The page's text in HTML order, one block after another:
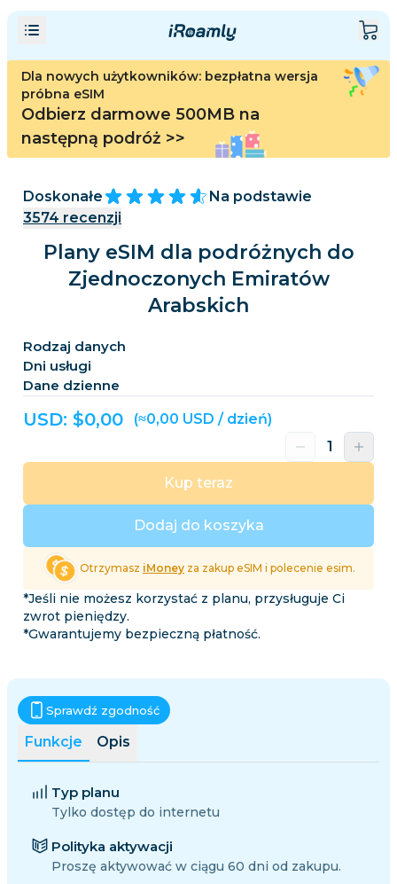
Dla nowych użytkowników: bezpłatna wersja
próbna eSIM
Odbierz darmowe 500MB na
następną podróż >>
Doskonałe
Na podstawie
3574 recenzji
Plany eSIM dla podróżnych do
Zjednoczonych Emiratów
Arabskich
Rodzaj danych
Dni usługi
Dane dzienne
USD: $0,00 (≈0,00 USD / dzień)
Dodaj do koszyka
Kup teraz
Otrzymasz iMoney za zakup eSIM i polecenie esim.
*Jeśli nie możesz korzystać z planu, przysługuje Ci
zwrot pieniędzy.
*Gwarantujemy bezpieczną płatność.
Funkcje Opis
Sprawdź zgodność
Typ planu
Tylko dostęp do internetu
Polityka aktywacji
Proszę aktywować w ciągu 60 dni od zakupu.